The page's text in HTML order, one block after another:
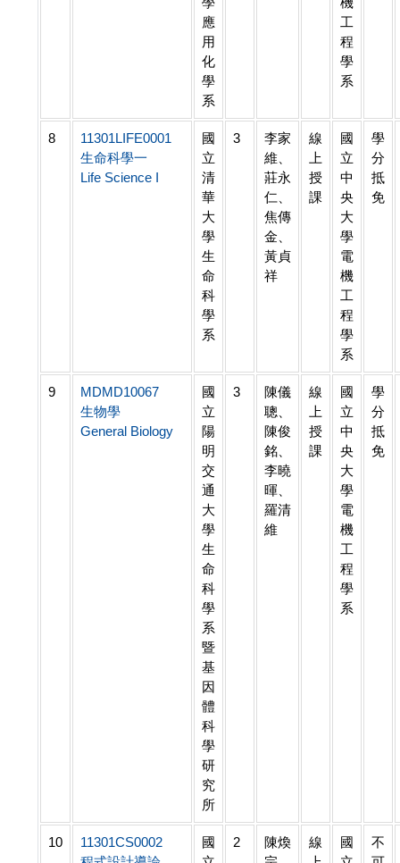
應
用
化
學
系
工
程
學
系
8
11301LIFE0001
生命科學一
Life Science I
國
立
清
華
大
學
生
命
科
學
系
3
李家
維、
莊永
仁、
焦傳
金、
黃貞
祥
線
上
授
課
國
立
中
央
大
學
電
機
工
程
學
系
學
分
抵
免
9
MDMD10067
生物學
General Biology
國
立
陽
明
交
通
大
學
生
命
科
學
系
暨
基
因
體
科
學
研
究
所
3
陳儀
聰、
陳俊
銘、
李曉
暉、
羅清
維
線
上
授
課
國
立
中
央
大
學
電
機
工
程
學
系
學
分
抵
免
10
11301CS0002
國
2
陳煥
線
國
不